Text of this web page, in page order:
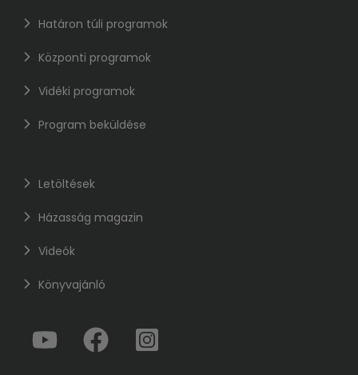
Határon túli programok
Központi programok
Vidéki programok
Program beküldése
Letöltések
Házasság magazin
Videók
Könyvajánló